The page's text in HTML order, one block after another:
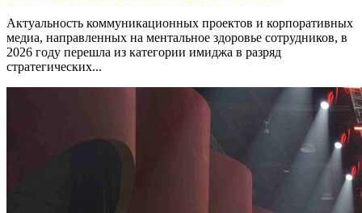
Актуальность коммуникационных проектов и корпоративных
медиа, направленных на ментальное здоровье сотрудников, в
2026 году перешла из категории имиджа в разряд
стратегических...